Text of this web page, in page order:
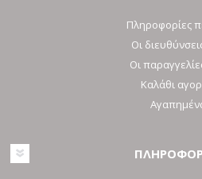
Πληροφορίες
Οι
Οι
Καλάθι